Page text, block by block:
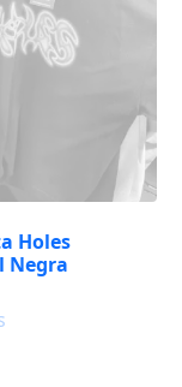
Holes
Negra